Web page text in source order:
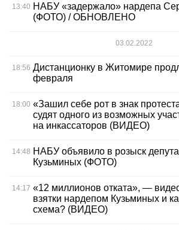
13:40 НАБУ «задержало» нардепа
(ФОТО) / ОБНОВЛЕНО
03.02.2022
18:56 Дистанционку в Житомире
февраля
18:00 «Зашил себе рот в знак
судят одного из возможных
на инкассаторов (ВИДЕО)
14:48 НАБУ объявило в розыск
Кузьминых (ФОТО)
14:17 «12 миллионов отката», —
взятки нардепом Кузьминых и
схема? (ВИДЕО)